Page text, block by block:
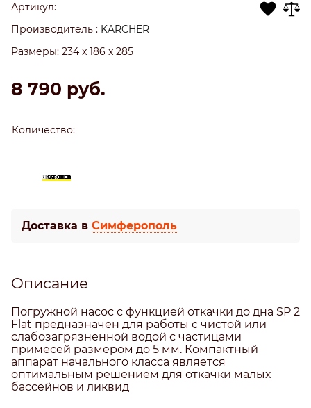
Артикул:
Производитель : KARCHER
Размеры: 234 x 186 x 285
8 790 руб.
Количество:
Доставка в Симферополь
Описание
Погружной насос с функцией откачки до дна SP 2
Flat предназначен для работы с чистой или
слабозагрязненной водой с частицами
примесей размером до 5 мм. Компактный
аппарат начального класса является
оптимальным решением для откачки малых
бассейнов и ликвид